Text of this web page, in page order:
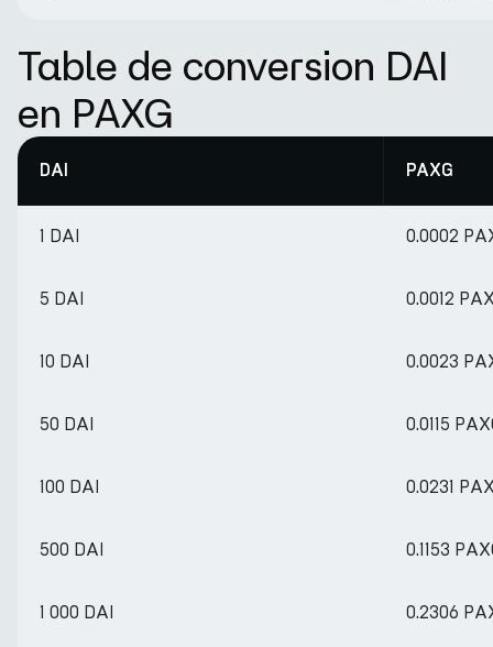
Table de conversion DAI
en PAXG
DAI PAXG
1 DAI 0.0002
5 DAI 0.0012
10 DAI 0.0023
50 DAI 0.0115
100 DAI 0.0231
500 DAI 0.1153
1 000 DAI 0.2306